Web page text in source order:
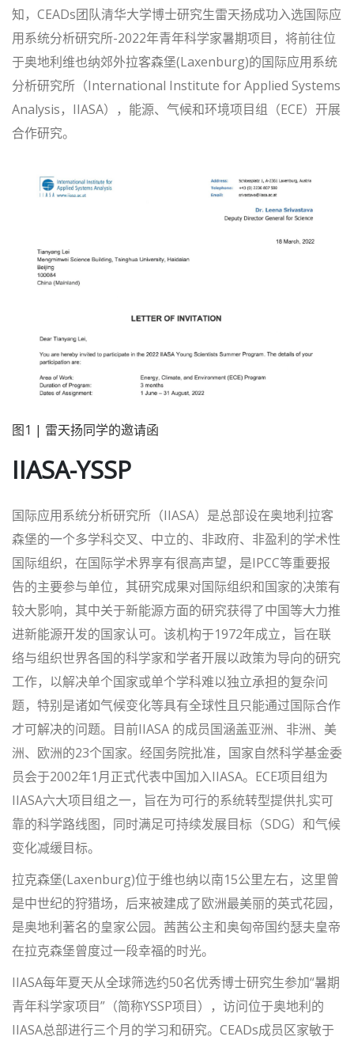
知，CEADs团队清华大学博士研究生雷天扬成功入选国际应
用系统分析研究所-2022年青年科学家暑期项目，将前往位
于奥地利维也纳郊外拉客森堡(Laxenburg)的国际应用系统
分析研究所（International Institute for Applied Systems
Analysis，IIASA），能源、气候和环境项目组（ECE）开展
合作研究。
图1 | 雷天扬同学的邀请函
IIASA-YSSP
国际应用系统分析研究所（IIASA）是总部设在奥地利拉客
森堡的一个多学科交叉、中立的、非政府、非盈利的学术性
国际组织，在国际学术界享有很高声望，是IPCC等重要报
告的主要参与单位，其研究成果对国际组织和国家的决策有
较大影响，其中关于新能源方面的研究获得了中国等大力推
进新能源开发的国家认可。该机构于1972年成立，旨在联
络与组织世界各国的科学家和学者开展以政策为导向的研究
工作，以解决单个国家或单个学科难以独立承担的复杂问
题，特别是诸如气候变化等具有全球性且只能通过国际合作
才可解决的问题。目前IIASA 的成员国涵盖亚洲、非洲、美
洲、欧洲的23个国家。经国务院批准，国家自然科学基金委
员会于2002年1月正式代表中国加入IIASA。ECE项目组为
IIASA六大项目组之一，旨在为可行的系统转型提供扎实可
靠的科学路线图，同时满足可持续发展目标（SDG）和气候
变化减缓目标。
拉克森堡(Laxenburg)位于维也纳以南15公里左右，这里曾
是中世纪的狩猎场，后来被建成了欧洲最美丽的英式花园，
是奥地利著名的皇家公园。茜茜公主和奥匈帝国约瑟夫皇帝
在拉克森堡曾度过一段幸福的时光。
IIASA每年夏天从全球筛选约50名优秀博士研究生参加“暑期
青年科学家项目”（简称YSSP项目），访问位于奥地利的
IIASA总部进行三个月的学习和研究。CEADs成员区家敏于